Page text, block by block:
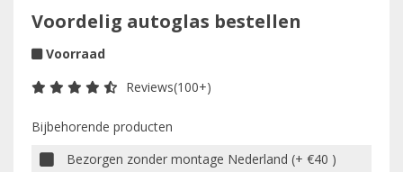
Voordelig autoglas bestellen
Voorraad
Reviews(100+)
Bijbehorende producten
Bezorgen zonder montage Nederland (+ €40 )